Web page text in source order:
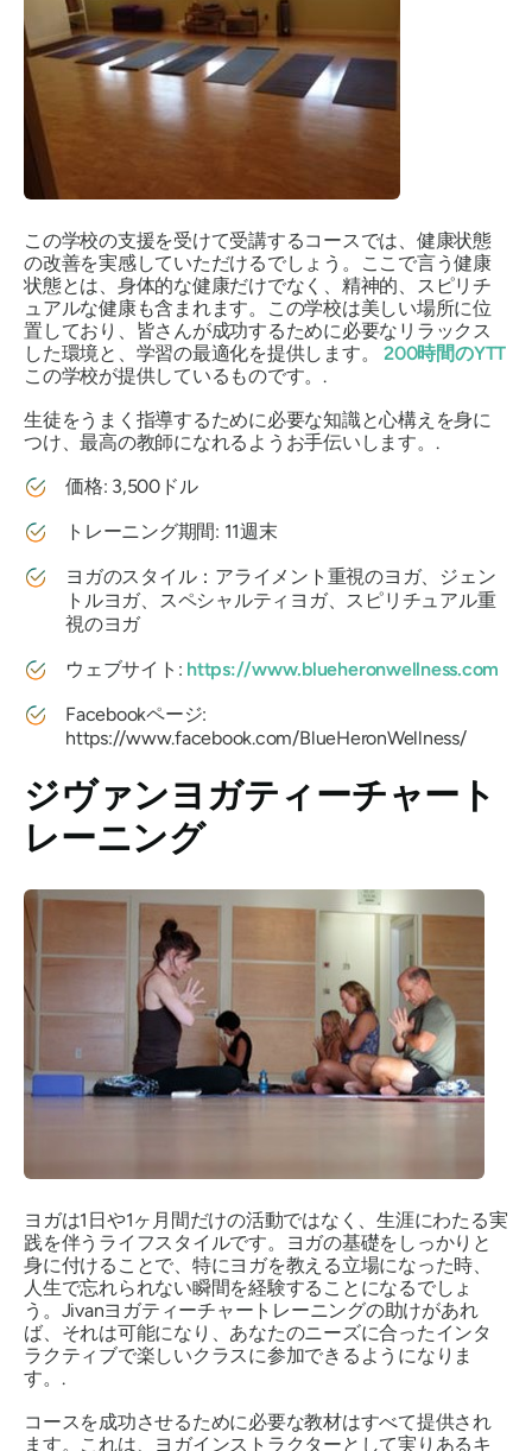
この学校の支援を受けて受講するコースでは、健康状態
の改善を実感していただけるでしょう。ここで言う健康
状態とは、身体的な健康だけでなく、精神的、スピリチ
ュアルな健康も含まれます。この学校は美しい場所に位
置しており、皆さんが成功するために必要なリラックス
した環境と、学習の最適化を提供します。200時間のYTT
この学校が提供しているものです。.
生徒をうまく指導するために必要な知識と心構えを身に
つけ、最高の教師になれるようお手伝いします。.
価格: 3,500ドル
トレーニング期間: 11週末
ヨガのスタイル：アライメント重視のヨガ、ジェン
トルヨガ、スペシャルティヨガ、スピリチュアル重
視のヨガ
ウェブサイト: https://www.blueheronwellness.com
Facebookページ:
https://www.facebook.com/BlueHeronWellness/
ジヴァンヨガティーチャート
レーニング
ヨガは1日や1ヶ月間だけの活動ではなく、生涯にわたる実
践を伴うライフスタイルです。ヨガの基礎をしっかりと
身に付けることで、特にヨガを教える立場になった時、
人生で忘れられない瞬間を経験することになるでしょ
う。Jivanヨガティーチャートレーニングの助けがあれ
ば、それは可能になり、あなたのニーズに合ったインタ
ラクティブで楽しいクラスに参加できるようになりま
す。.
コースを成功させるために必要な教材はすべて提供され
ます。これは、ヨガインストラクターとして実りあるキ